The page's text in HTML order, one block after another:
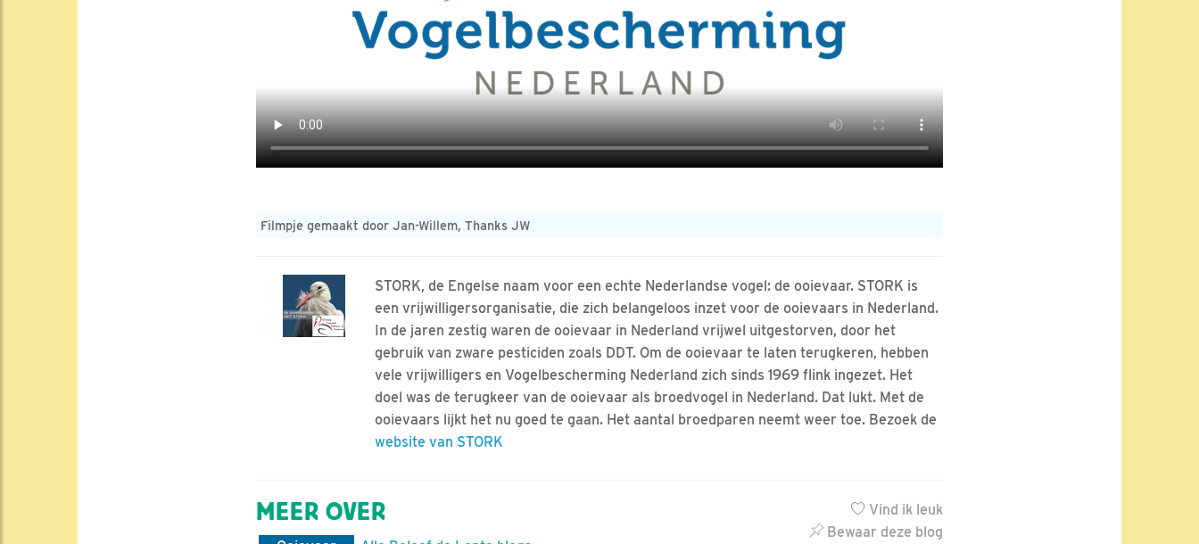
Filmpje gemaakt door Jan-Willem, Thanks JW
STORK, de Engelse naam voor een echte Nederlandse vogel: de ooievaar. STORK is
een vrijwilligersorganisatie, die zich belangeloos inzet voor de ooievaars in Nederland.
In de jaren zestig waren de ooievaar in Nederland vrijwel uitgestorven, door het
gebruik van zware pesticiden zoals DDT. Om de ooievaar te laten terugkeren, hebben
vele vrijwilligers en Vogelbescherming Nederland zich sinds 1969 flink ingezet. Het
doel was de terugkeer van de ooievaar als broedvogel in Nederland. Dat lukt. Met de
ooievaars lijkt het nu goed te gaan. Het aantal broedparen neemt weer toe. Bezoek de
website van STORK
Vind ik leuk
Bewaar deze blog
MEER OVER